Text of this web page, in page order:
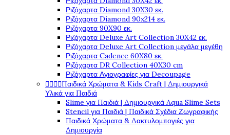
Ριζόχαρτα Diamond 30X30 εκ.
Ριζόχαρτα Diamond 90x214 εκ.
Ριζόχαρτα 90X90 εκ.
Ριζόχαρτα Deluxe Art Collection 30X42 εκ.
Ριζόχαρτα Deluxe Art Collection μεγάλα μεγέθη
Ριζόχαρτα Cadence 60X80 εκ.
Ριζόχαρτα DR Collection 40X30 cm
Ριζόχαρτα Αγιογραφίες για Decoupage
Παιδικά Χρώματα & Kids Craft | Δημιουργικά
Υλικά για Παιδιά
Slime για Παιδιά | Δημιουργικά Aqua Slime Sets
Stencil για Παιδιά | Παιδικά Σχέδια Ζωγραφικής
Παιδικά Χρώματα & Δακτυλομπογιές για
Δημιουργία